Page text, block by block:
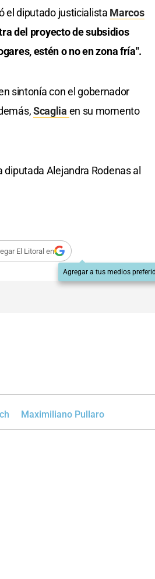
el diputado justicialista Marcos
del proyecto de subsidios
estén o no en zona fría".
sintonía con el gobernador
Scaglia en su momento
Alejandra Rodenas al
El Litoral en
Agregar a tus medios
Maximiliano Pullaro